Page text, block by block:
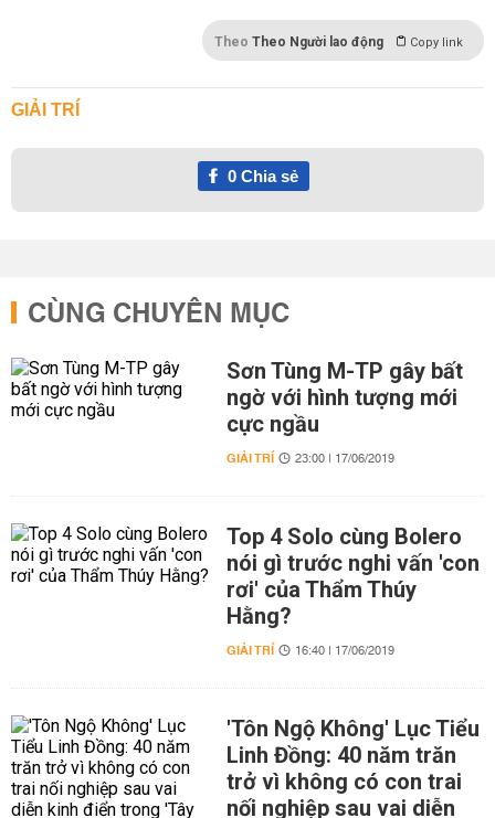
Theo Theo Người lao động Copy link
GIẢI TRÍ
0Chia sẻ
CÙNG CHUYÊN MỤC
Sơn Tùng M-TP gây bất
ngờ với hình tượng mới
cực ngầu
GIẢI TRÍ 23:00 | 17/06/2019
Top 4 Solo cùng Bolero
nói gì trước nghi vấn 'con
rơi' của Thẩm Thúy
Hằng?
GIẢI TRÍ 16:40 | 17/06/2019
'Tôn Ngộ Không' Lục Tiểu
Linh Đồng: 40 năm trăn
trở vì không có con trai
nối nghiệp sau vai diễn